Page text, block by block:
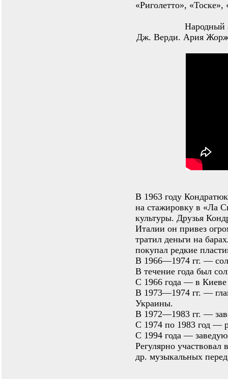
«Риголетто»,
Народный
Дж. Верди. Ария
В 1963 году
на стажировку в «Ла
культуры. Друзья
Италии он привез
тратил деньги на
покупал редкие
В 1966—1974 гг. —
В течение года был
С 1966 года — в Киеве
В 1973—1974 гг. —
Украины.
В 1972—1983 гг. —
С 1974 по 1983 год —
С 1994 года —
Регулярно участвовал
др. музыкальных